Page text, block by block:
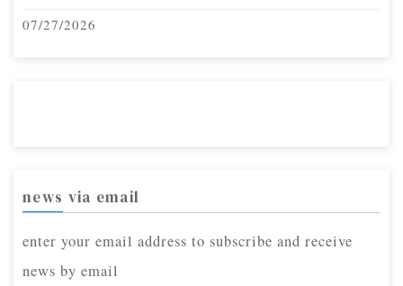
07/27/2026
news via email
enter your email address to subscribe and receive
news by email